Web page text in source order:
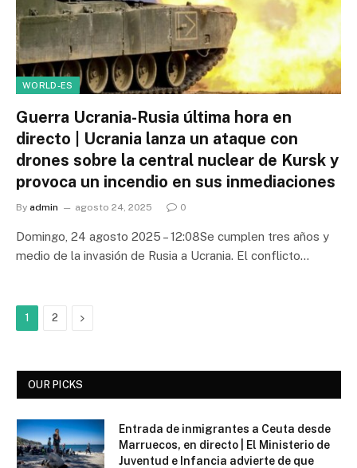
WORLD-ES
Guerra Ucrania-Rusia última hora en
directo | Ucrania lanza un ataque con
drones sobre la central nuclear de Kursk y
provoca un incendio en sus inmediaciones
By admin agosto 24, 2025 0
Domingo, 24 agosto 2025 – 12:08Se cumplen tres años y
medio de la invasión de Rusia a Ucrania. El conflicto…
1 2 Next
OUR PICKS
Entrada de inmigrantes a Ceuta desde
Marruecos, en directo | El Ministerio de
Juventud e Infancia advierte de que